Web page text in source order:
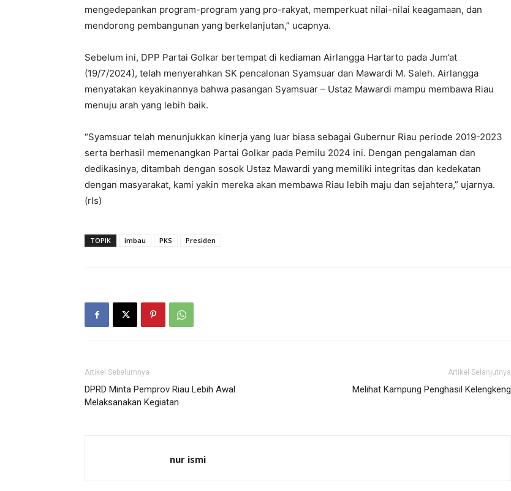
mengedepankan program-program yang pro-rakyat, memperkuat nilai-nilai keagamaan, dan
mendorong pembangunan yang berkelanjutan,” ucapnya.
Sebelum ini, DPP Partai Golkar bertempat di kediaman Airlangga Hartarto pada Jum’at
(19/7/2024), telah menyerahkan SK pencalonan Syamsuar dan Mawardi M. Saleh. Airlangga
menyatakan keyakinannya bahwa pasangan Syamsuar – Ustaz Mawardi mampu membawa Riau
menuju arah yang lebih baik.
“Syamsuar telah menunjukkan kinerja yang luar biasa sebagai Gubernur Riau periode 2019-2023
serta berhasil memenangkan Partai Golkar pada Pemilu 2024 ini. Dengan pengalaman dan
dedikasinya, ditambah dengan sosok Ustaz Mawardi yang memiliki integritas dan kedekatan
dengan masyarakat, kami yakin mereka akan membawa Riau lebih maju dan sejahtera,” ujarnya.
(rls)
TOPIK imbau PKS Presiden
Artikel Sebelumnya
DPRD Minta Pemprov Riau Lebih Awal
Melaksanakan Kegiatan
Artikel Selanjutnya
Melihat Kampung Penghasil Kelengkeng
nur ismi